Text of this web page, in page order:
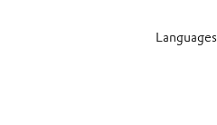
Languages